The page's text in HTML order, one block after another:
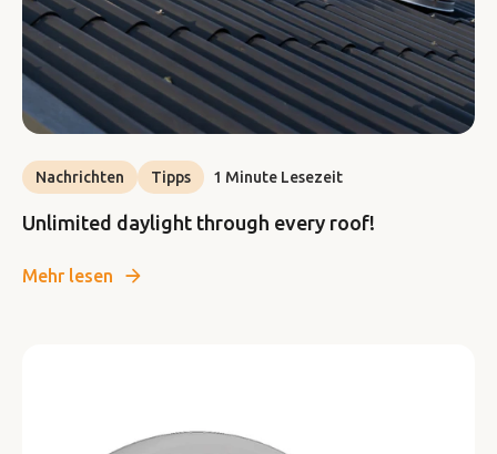
Nachrichten Tipps 1 Minute Lesezeit
Unlimited daylight through every roof!
Mehr lesen